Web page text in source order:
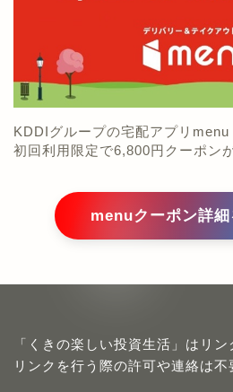
KDDIグループの宅配アプリmenu
初回利用限定で6,800円クーポン
menuクーポン詳
「くきの楽しい投資生活」はリン
リンクを行う際の許可や連絡は不